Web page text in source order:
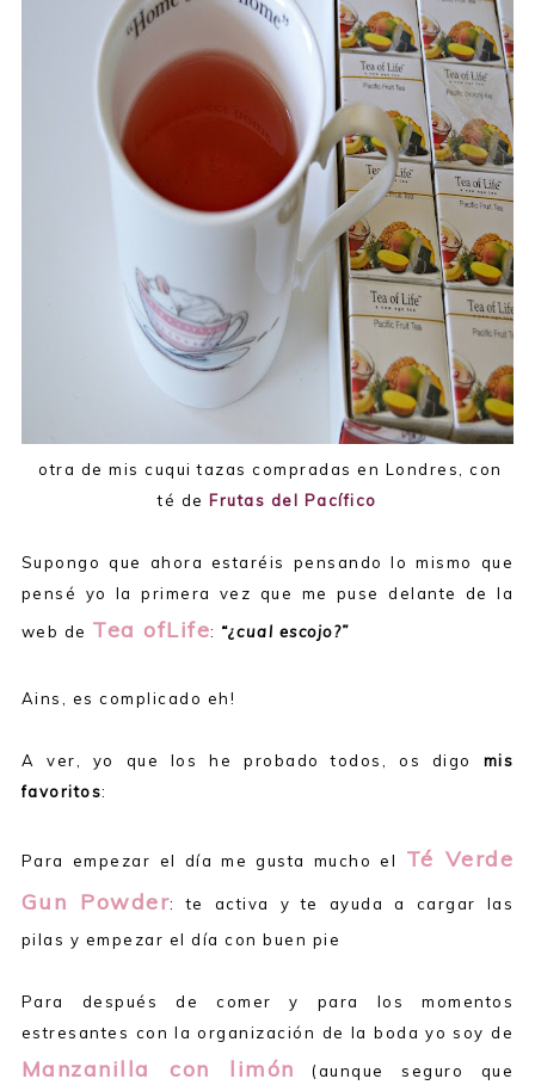
otra de mis cuqui tazas compradas en Londres, con
té de Frutas del Pacífico
Supongo que ahora estaréis pensando lo mismo que
pensé yo la primera vez que me puse delante de la
web de Tea ofLife: “¿cual escojo?”
Ains, es complicado eh!
A ver, yo que los he probado todos, os digo mis
favoritos:
Para empezar el día me gusta mucho el Té Verde
Gun Powder: te activa y te ayuda a cargar las
pilas y empezar el día con buen pie
Para después de comer y para los momentos
estresantes con la organización de la boda yo soy de
Manzanilla con limón
(aunque seguro que